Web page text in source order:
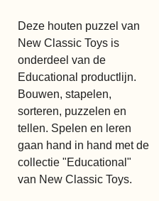
Deze houten puzzel van
New Classic Toys is
onderdeel van de
Educational productlijn.
Bouwen, stapelen,
sorteren, puzzelen en
tellen. Spelen en leren
gaan hand in hand met de
collectie "Educational"
van New Classic Toys.